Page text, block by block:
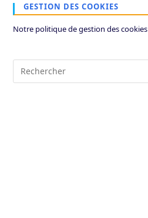
GESTION DES COOKIES
Notre politique de gestion des cookies